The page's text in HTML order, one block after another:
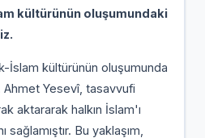
kültürünün oluşumundaki
İslam kültürünün oluşumunda
Yesevî, tasavvufi
aktararak halkın İslam'ı
sağlamıştır. Bu yaklaşım,